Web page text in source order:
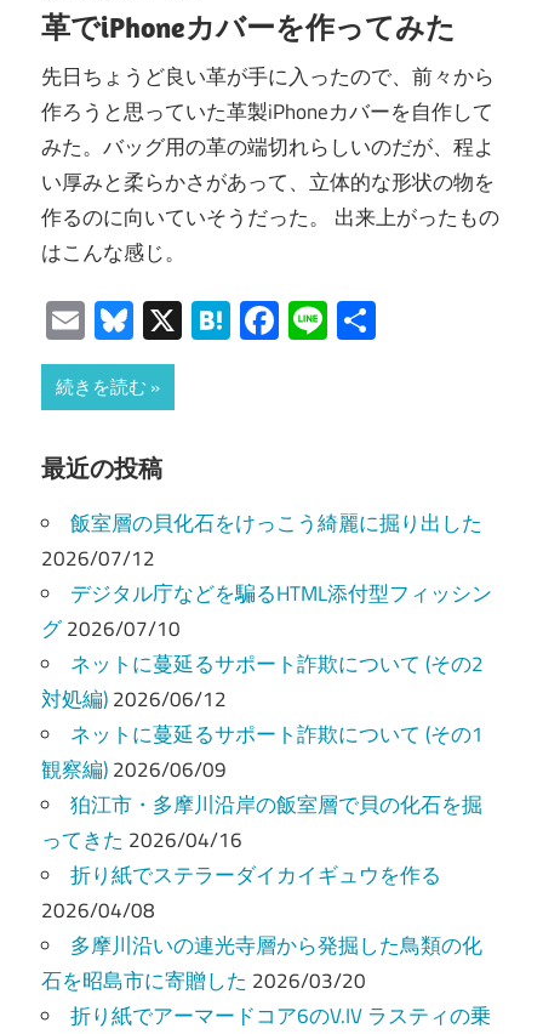
革でiPhoneカバーを作ってみた
先日ちょうど良い革が手に入ったので、前々から
作ろうと思っていた革製iPhoneカバーを自作して
みた。バッグ用の革の端切れらしいのだが、程よ
い厚みと柔らかさがあって、立体的な形状の物を
作るのに向いていそうだった。 出来上がったもの
はこんな感じ。
EmailBluesky
X Hatena
Facebook
Line
続きを読む
最近の投稿
飯室層の貝化石をけっこう綺麗に掘り出した
2026/07/12
デジタル庁などを騙るHTML添付型フィッシン
グ2026/07/10
ネットに蔓延るサポート詐欺について (その2
対処編)2026/06/12
ネットに蔓延るサポート詐欺について (その1
観察編)2026/06/09
狛江市・多摩川沿岸の飯室層で貝の化石を掘
ってきた 2026/04/16
折り紙でステラーダイカイギュウを作る
2026/04/08
多摩川沿いの連光寺層から発掘した鳥類の化
石を昭島市に寄贈した 2026/03/20
折り紙でアーマードコア6のV.IV ラスティの乗